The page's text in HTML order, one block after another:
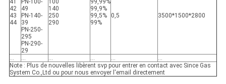
41
42
43
44
PN-100-
49
PN-140-
39
PN-250-
295
PN-290-
29
100
140
250
290
99,99%
99,9%
99,5%
99%
0,5 3500*1500*2800
… … … … …
…
Note : Plus de nouvelles libèrent svp pour entrer en contact avec Since Gas
System Co.,Ltd ou pour nous envoyer l'email directement